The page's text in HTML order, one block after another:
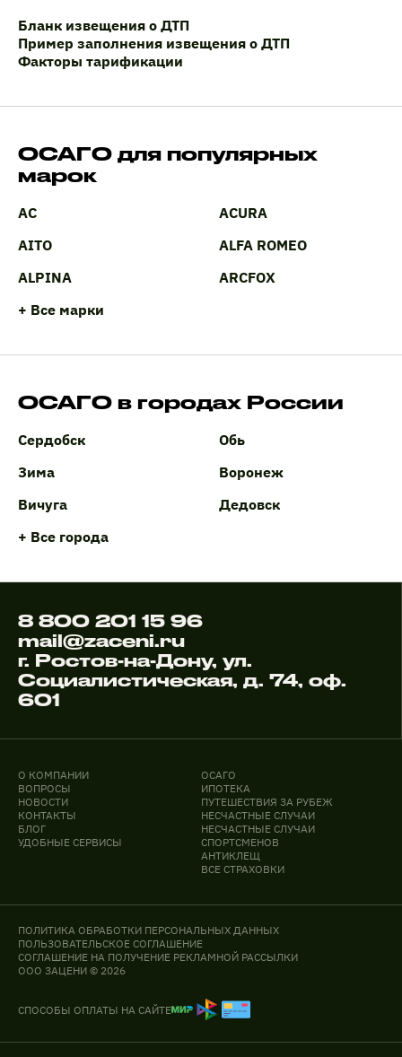
Бланк извещения о ДТП
Пример заполнения извещения о ДТП
Факторы тарификации
ОСАГО для популярных
марок
AC
ACURA
AITO
ALFA ROMEO
ALPINA
ARCFOX
+ Все марки
ОСАГО в городах России
Сердобск
Обь
Зима
Воронеж
Вичуга
Дедовск
+ Все города
8 800 201 15 96
mail@zaceni.ru
г. Ростов-на-Дону, ул.
Социалистическая, д. 74, оф.
601
О КОМПАНИИ
ВОПРОСЫ
НОВОСТИ
КОНТАКТЫ
БЛОГ
УДОБНЫЕ СЕРВИСЫ
ОСАГО
ИПОТЕКА
ПУТЕШЕСТВИЯ ЗА РУБЕЖ
НЕСЧАСТНЫЕ СЛУЧАИ
НЕСЧАСТНЫЕ СЛУЧАИ
СПОРТСМЕНОВ
АНТИКЛЕЩ
ВСЕ СТРАХОВКИ
ПОЛИТИКА ОБРАБОТКИ ПЕРСОНАЛЬНЫХ ДАННЫХ
ПОЛЬЗОВАТЕЛЬСКОЕ СОГЛАШЕНИЕ
СОГЛАШЕНИЕ НА ПОЛУЧЕНИЕ РЕКЛАМНОЙ РАССЫЛКИ
ООО ЗАЦЕНИ © 2026
СПОСОБЫ ОПЛАТЫ НА САЙТЕ